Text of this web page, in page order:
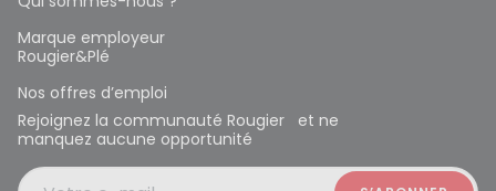
Marque employeur
Rougier&Plé
Nos offres d’emploi
Rejoignez la communauté Rougier et ne
manquez aucune opportunité